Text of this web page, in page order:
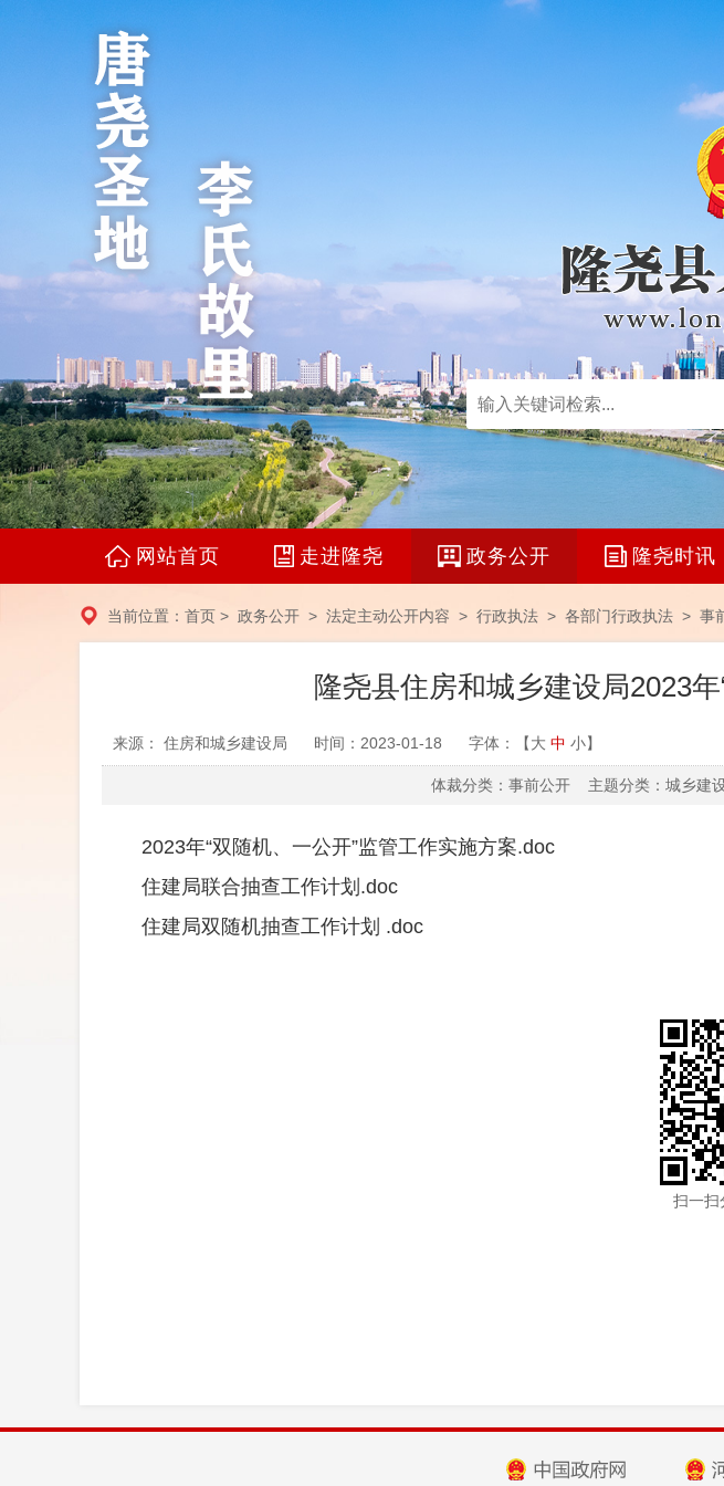
网站首页 走进隆尧 政务公开 隆尧时讯
当前位置： 首页 > 政务公开 > 法定主动公开内容 > 行政执法 > 各部门行政执法 > 事
隆尧县住房和城乡建设局2023
来源： 住房和城乡建设局 时间：2023-01-18 字体：【大 中 小】
体裁分类：事前公开 主题分类：城乡建
2023年“双随机、一公开”监管工作实施方案.doc
住建局联合抽查工作计划.doc
住建局双随机抽查工作计划 .doc
扫一扫